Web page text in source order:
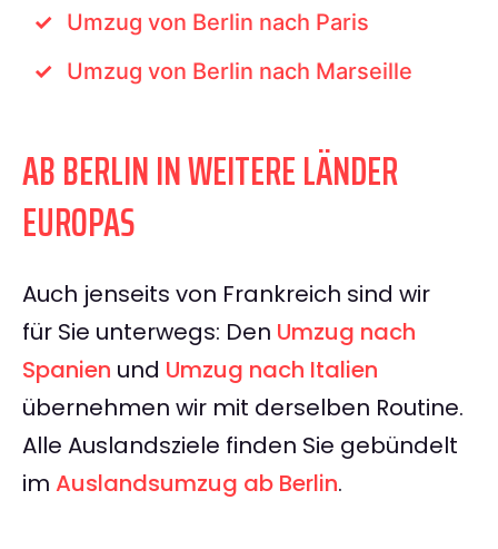
Umzug von Berlin nach Paris
Umzug von Berlin nach Marseille
AB BERLIN IN WEITERE LÄNDER
EUROPAS
Auch jenseits von Frankreich sind wir
für Sie unterwegs: Den Umzug nach
Spanien und Umzug nach Italien
übernehmen wir mit derselben Routine.
Alle Auslandsziele finden Sie gebündelt
im Auslandsumzug ab Berlin.